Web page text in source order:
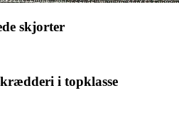
skjorter
i topklasse